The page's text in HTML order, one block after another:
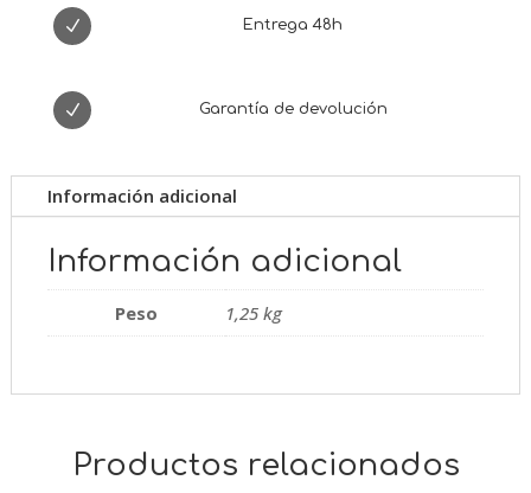
N Entrega 48h
N Garantía de devolución
Información adicional
Información adicional
Peso 1,25 kg
Productos relacionados